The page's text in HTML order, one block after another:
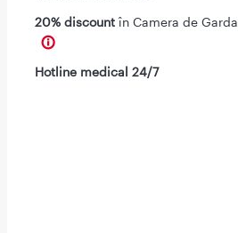
20% discount în Camera de Garda
Hotline medical 24/7